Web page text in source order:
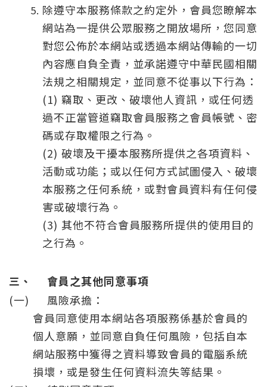
除遵守本服務條款之約定外，會員您瞭解本
網站為一提供公眾服務之開放場所，您同意
對您公佈於本網站或透過本網站傳輸的一切
內容應自負全責，並承諾遵守中華民國相關
法規之相關規定，並同意不從事以下行為：
(1) 竊取、更改、破壞他人資訊，或任何透
過不正當管道竊取會員服務之會員帳號、密
碼或存取權限之行為。
(2) 破壞及干擾本服務所提供之各項資料、
活動或功能；或以任何方式試圖侵入、破壞
本服務之任何系統，或對會員資料有任何侵
害或破壞行為。
(3) 其他不符合會員服務所提供的使用目的
之行為。
三、
會員之其他同意事項
(一)
風險承擔：
會員同意使用本網站各項服務係基於會員的
個人意願，並同意自負任何風險，包括自本
網站服務中獲得之資料導致會員的電腦系統
損壞，或是發生任何資料流失等結果。